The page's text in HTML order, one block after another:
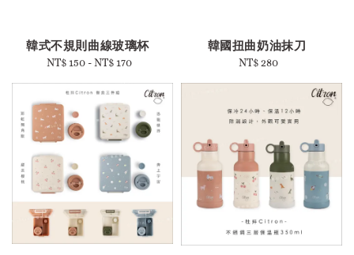
韓式不規則曲線玻璃杯
Regular
NT$ 150 -NT$ 170
韓國扭曲奶油抹刀
Regular
NT$ 280